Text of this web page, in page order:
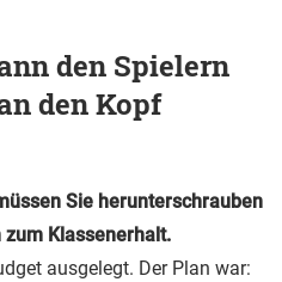
den Spielern
den Kopf
Sie herunterschrauben
Klassenerhalt.
ausgelegt. Der Plan war: